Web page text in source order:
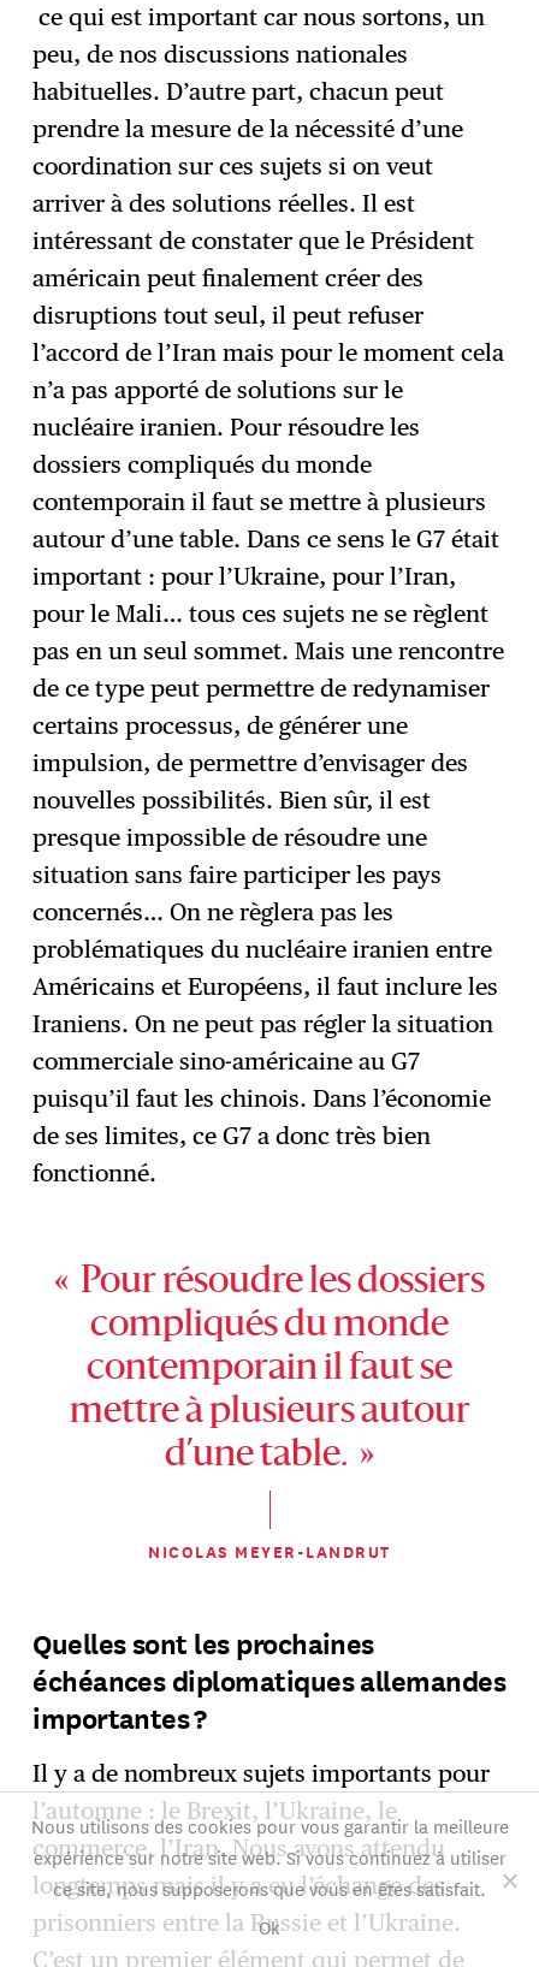
ce qui est important car nous sortons, un
peu, de nos discussions nationales
habituelles. D’autre part, chacun peut
prendre la mesure de la nécessité d’une
coordination sur ces sujets si on veut
arriver à des solutions réelles. Il est
intéressant de constater que le Président
américain peut finalement créer des
disruptions tout seul, il peut refuser
l’accord de l’Iran mais pour le moment cela
n’a pas apporté de solutions sur le
nucléaire iranien. Pour résoudre les
dossiers compliqués du monde
contemporain il faut se mettre à plusieurs
autour d’une table. Dans ce sens le G7 était
important : pour l’Ukraine, pour l’Iran,
pour le Mali… tous ces sujets ne se règlent
pas en un seul sommet. Mais une rencontre
de ce type peut permettre de redynamiser
certains processus, de générer une
impulsion, de permettre d’envisager des
nouvelles possibilités. Bien sûr, il est
presque impossible de résoudre une
situation sans faire participer les pays
concernés… On ne règlera pas les
problématiques du nucléaire iranien entre
Américains et Européens, il faut inclure les
Iraniens. On ne peut pas régler la situation
commerciale sino-américaine au G7
puisqu’il faut les chinois. Dans l’économie
de ses limites, ce G7 a donc très bien
fonctionné.
« Pour résoudre les dossiers
compliqués du monde
contemporain il faut se
mettre à plusieurs autour
d’une table. »
NICOLAS MEYER-LANDRUT
Quelles sont les prochaines
échéances diplomatiques allemandes
importantes ?
Il y a de nombreux sujets importants pour
l’automne : le Brexit, l’Ukraine, le
commerce, l’Iran. Nous avons attendu
longtemps mais il y a eu l’échange des
prisonniers entre la Russie et l’Ukraine.
C’est un premier élément qui permet de
Nous utilisons des cookies pour vous garantir la meilleure
expérience sur notre site web. Si vous continuez à utiliser
ce site, nous supposerons que vous en êtes satisfait.
Ok